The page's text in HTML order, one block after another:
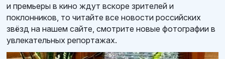
и премьеры в кино ждут вскоре зрителей и
поклонников, то читайте все новости российских
звёзд на нашем сайте, смотрите новые фотографии в
увлекательных репортажах.